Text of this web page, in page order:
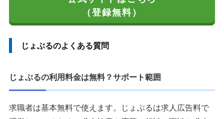
（登録無料）
じょぶるのよくある質問
じょぶるの利用料金は無料？サポート範囲
求職者は基本無料で使えます。じょぶるは求人広告料で